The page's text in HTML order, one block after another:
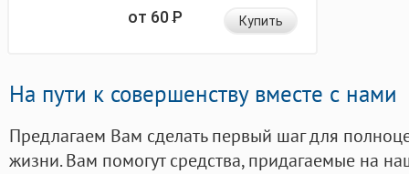
от 60Р Купить
На пути к совершенству вместе с нами
Предлагаем Вам сделать первый шаг для
жизни. Вам помогут средства, придагаемые на